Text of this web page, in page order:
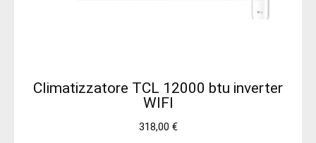
Climatizzatore TCL 12000 btu inverter
WIFI
318,00 €